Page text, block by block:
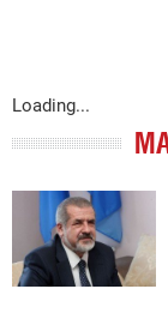
Loading...